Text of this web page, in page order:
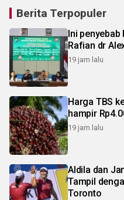
Berita Terpopuler
Ini penyebab
Rafian dr
19 jam lalu
Harga TBS
hampir
19 jam lalu
Aldila dan
Tampil
Toronto